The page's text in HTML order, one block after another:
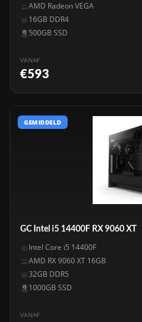
AMD Radeon VEGA
16GB DDR4
500GB SSD
VANAF
€593
GEMIDDELD
GC Intel i5 14400F RX 9060 XT
Intel Core i5 14400F
AMD RX 9060 XT 16GB
32GB DDR5
1000GB SSD
VANAF